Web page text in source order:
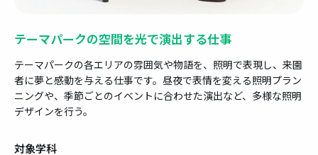
テーマパークの空間を光で演出する仕事
テーマパークの各エリアの雰囲気や物語を、照明で表現し、来園
者に夢と感動を与える仕事です。昼夜で表情を変える照明プラン
ニングや、季節ごとのイベントに合わせた演出など、多様な照明
デザインを行う。
対象学科